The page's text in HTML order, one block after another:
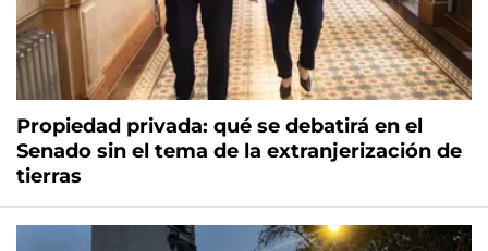
Propiedad privada: qué se debatirá en el
Senado sin el tema de la extranjerización de
tierras